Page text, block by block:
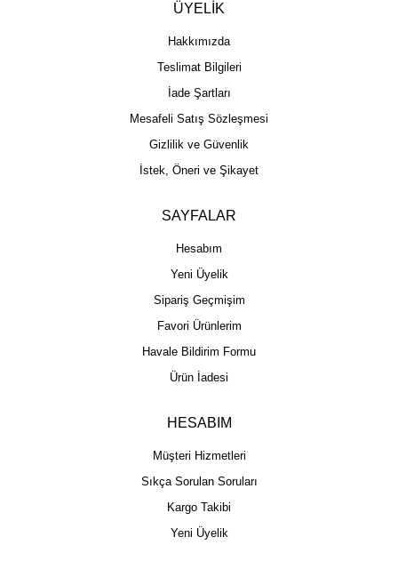
ÜYELİK
Hakkımızda
Teslimat Bilgileri
İade Şartları
Mesafeli Satış Sözleşmesi
Gizlilik ve Güvenlik
İstek, Öneri ve Şikayet
SAYFALAR
Hesabım
Yeni Üyelik
Sipariş Geçmişim
Favori Ürünlerim
Havale Bildirim Formu
Ürün İadesi
HESABIM
Müşteri Hizmetleri
Sıkça Sorulan Soruları
Kargo Takibi
Yeni Üyelik